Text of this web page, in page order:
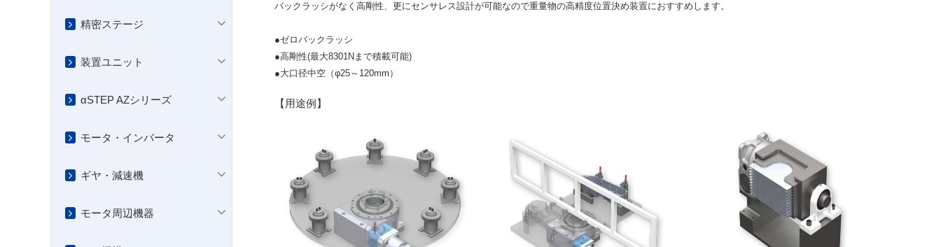
バックラッシがなく高剛性、更にセンサレス設計が可能なので重量物の高精度位置決め装置におすすめします。
●ゼロバックラッシ
●高剛性(最大8301Nまで積載可能)
●大口径中空（φ25～120mm）
【用途例】
精密ステージ
装置ユニット
αSTEP AZシリーズ
モータ・インバータ
ギヤ・減速機
モータ周辺機器